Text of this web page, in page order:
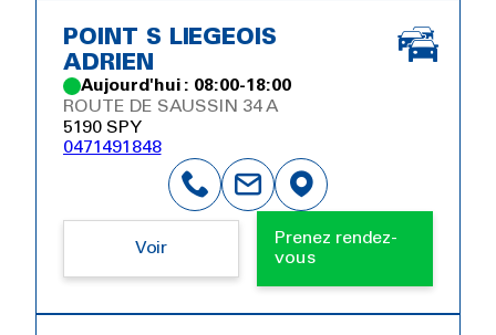
POINT S LIEGEOIS
ADRIEN
Aujourd'hui : 08:00-18:00
ROUTE DE SAUSSIN 34 A
5190 SPY
0471491848
Voir
Prenez rendez-
vous